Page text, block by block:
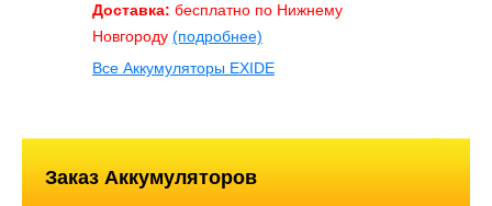
Доставка: бесплатно по Нижнему
Новгороду (подробнее)
Все Аккумуляторы EXIDE
Заказ Аккумуляторов